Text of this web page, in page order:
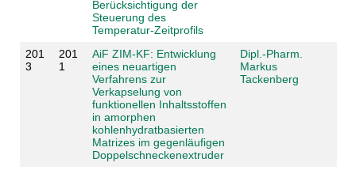
Berücksichtigung der
Steuerung des
Temperatur-Zeitprofils
201
3
201
1
AiF ZIM-KF: Entwicklung
eines neuartigen
Verfahrens zur
Verkapselung von
funktionellen Inhaltsstoffen
in amorphen
kohlenhydratbasierten
Matrizes im gegenläufigen
Doppelschneckenextruder
Dipl.-Pharm.
Markus
Tackenberg